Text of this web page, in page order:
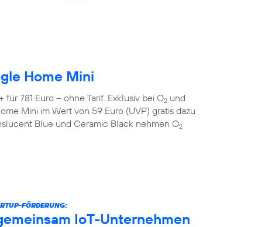
Home Mini
781 Euro – ohne Tarif. Exklusiv bei O2 und
Mini im Wert von 59 Euro (UVP) gratis dazu
Blue und Ceramic Black nehmen O2
FÖRDERUNG:
IoT-Unternehmen